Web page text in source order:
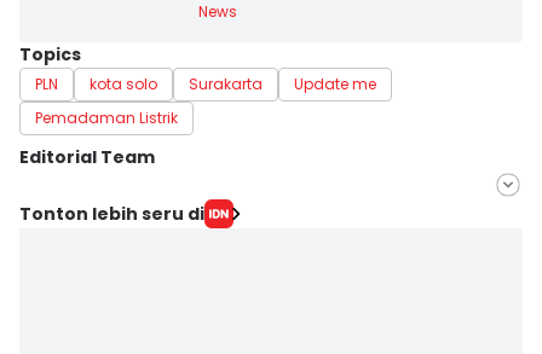
News
Topics
PLN kota solo Surakarta
Update me
Pemadaman Listrik
Editorial Team
Editor
Tonton lebih seru di